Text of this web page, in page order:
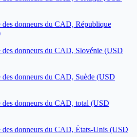
des donneurs du CAD, République
des donneurs du CAD, Slovénie (USD
donneurs du CAD, Suède (USD
des donneurs du CAD, total (USD
des donneurs du CAD, États-Unis (USD